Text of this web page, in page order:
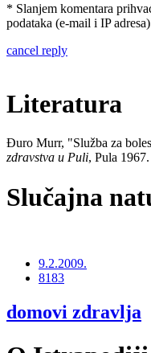
* Slanjem komentara
podataka (e-mail i IP
cancel reply
Literatura
Đuro Murr, "Služba za
zdravstva u Puli, Pula 1967.
Slučajna
9.2.2009.
8183
domovi zdravlja